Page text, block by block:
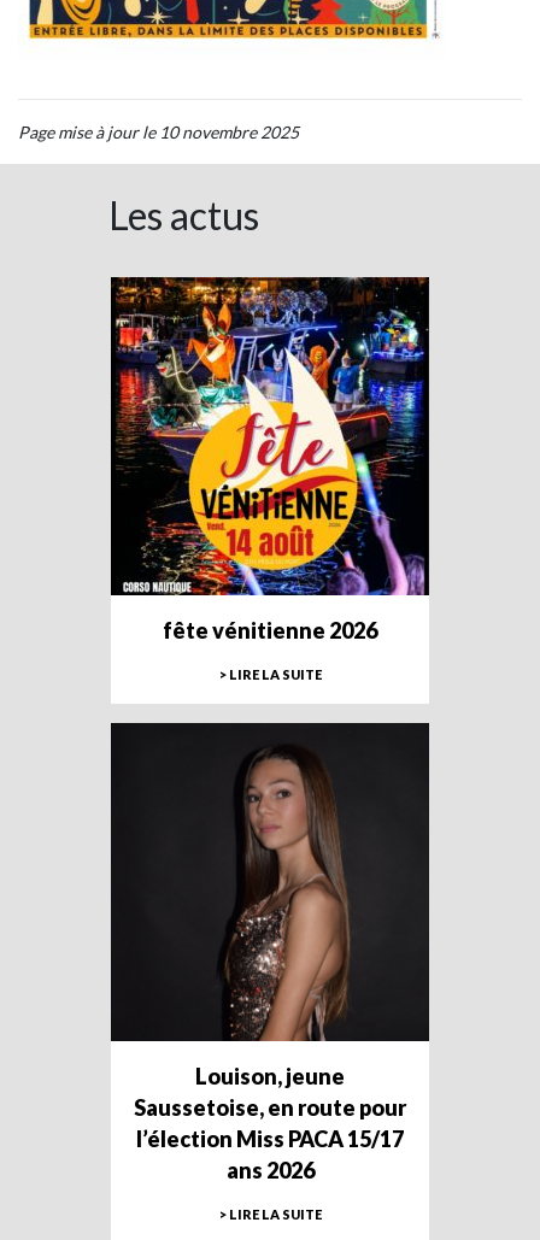
Page mise à jour le 10 novembre 2025
Les actus
fête vénitienne 2026
> LIRE LA SUITE
Louison, jeune
Saussetoise, en route pour
l’élection Miss PACA 15/17
ans 2026
> LIRE LA SUITE